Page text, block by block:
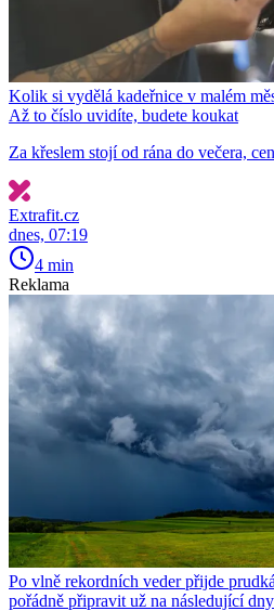
Kolik si vydělá kadeřnice v malém
Až to číslo uvidíte, budete koukat
Za křeslem stojí od rána do večera,
Extrafit.cz
dnes, 07:19
4 min
Reklama
Po vlně rekordních veder přijde
pořádně připravit už na následující dny